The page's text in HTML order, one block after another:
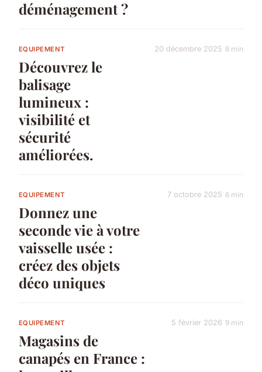
déménagement ?
EQUIPEMENT
Découvrez le
balisage
lumineux :
visibilité et
sécurité
améliorées.
20 décembre 2025 8 min
EQUIPEMENT
Donnez une
seconde vie à votre
vaisselle usée :
créez des objets
déco uniques
7 octobre 2025 6 min
EQUIPEMENT
Magasins de
canapés en France :
5 février 2026 9 min